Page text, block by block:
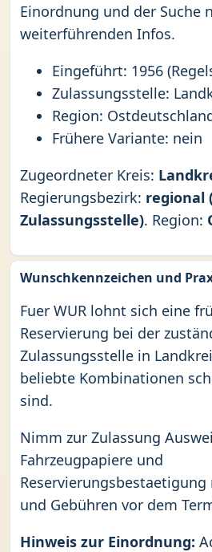
Einordnung und der Suche
weiterführenden Infos.
Eingeführt: 1956
Zulassungsstelle:
Region:
Frühere Variante: nein
Zugeordneter Kreis:
Regierungsbezirk: regional
Zulassungsstelle). Region:
Wunschkennzeichen und
Fuer WUR lohnt sich eine
Reservierung bei der
Zulassungsstelle in
beliebte Kombinationen
sind.
Nimm zur Zulassung
Fahrzeugpapiere und
und Gebühren vor dem
Hinweis zur Einordnung: